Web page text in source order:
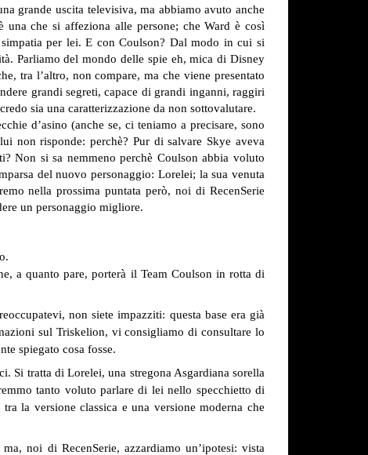
grande uscita televisiva, ma abbiamo avuto anche
che si affeziona alle persone; che Ward è così
per lei. E con Coulson? Dal modo in cui si
Parliamo del mondo delle spie eh, mica di Disney
tra l’altro, non compare, ma che viene presentato
grandi segreti, capace di grandi inganni, raggiri
sia una caratterizzazione da non sottovalutare.
d’asino (anche se, ci teniamo a precisare, sono
non risponde: perchè? Pur di salvare Skye aveva
Non si sa nemmeno perchè Coulson abbia voluto
del nuovo personaggio: Lorelei; la sua venuta
nella prossima puntata però, noi di RecenSerie
un personaggio migliore.
a quanto pare, porterà il Team Coulson in rotta di
non siete impazziti: questa base era già
sul Triskelion, vi consigliamo di consultare lo
spiegato cosa fosse.
Si tratta di Lorelei, una stregona Asgardiana sorella
tanto voluto parlare di lei nello specchietto di
la versione classica e una versione moderna che
noi di RecenSerie, azzardiamo un’ipotesi: vista